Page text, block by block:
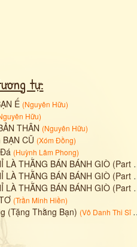
tự:
Ế (Nguyên Hữu)
Hữu)
THÂN (Nguyên Hữu)
CŨ (Xóm Đồng)
(Huỳnh Lâm Phong)
THẰNG BÁN BÁNH GIÒ (Part 1)
THẰNG BÁN BÁNH GIÒ (Part 2)
THẰNG BÁN BÁNH GIÒ (Part 3)
(Trần Minh Hiền)
(Tặng Thằng Bạn) (Vô Danh Thi Sĩ (MysticKTD)